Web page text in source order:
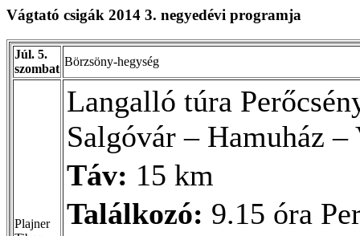
Vágtató csigák 2014 3. negyedévi programja
Júl. 5.
szombat
Börzsöny-hegység
Plajner
Langalló túra
Salgóvár – Hamuház
Táv: 15 km
Találkozó: 9.15 óra